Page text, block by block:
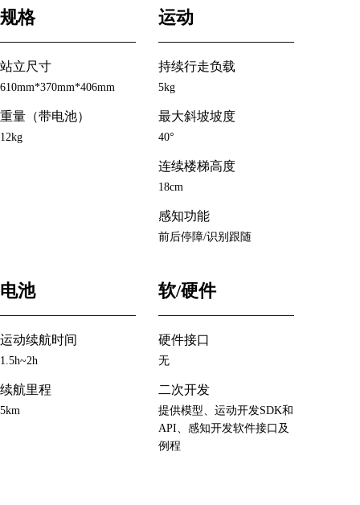
规格
站立尺寸
610mm*370mm*406mm
重量（带电池）
12kg
运动
持续行走负载
5kg
最大斜坡坡度
40°
连续楼梯高度
18cm
感知功能
前后停障/识别跟随
电池
运动续航时间
1.5h~2h
续航里程
5km
软/硬件
硬件接口
无
二次开发
提供模型、运动开发SDK和
API、感知开发软件接口及
例程